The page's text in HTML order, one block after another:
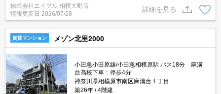
円/年)。新生活のスタートはここから。あなたの新生活応援しま
す！。
株式会社エイブル 相模大野店
情報更新日 2026/07/28
詳細を見る
賃貸マンション メゾン北里2000
小田急小田原線/小田急相模原駅 バス18分 麻溝
台高校下車：停歩4分
神奈川県相模原市南区麻溝台１丁目
築26年
4階建